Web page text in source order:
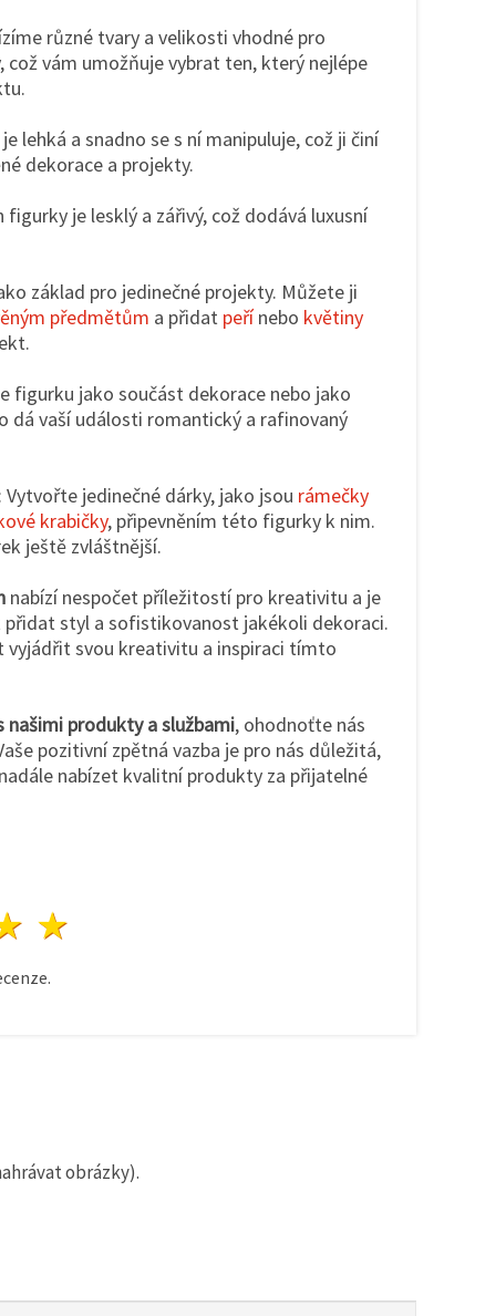
různé tvary a velikosti vhodné pro
což vám umožňuje vybrat ten, který nejlépe
lehká a snadno se s ní manipuluje, což ji činí
dekorace a projekty.
figurky je lesklý a zářivý, což dodává luxusní
základ pro jedinečné projekty. Můžete ji
předmětům a přidat peřínebo květiny
figurku jako součást dekorace nebo jako
dá vaší události romantický a rafinovaný
Vytvořte jedinečné dárky, jako jsou rámečky
krabičky, připevněním této figurky k nim.
ještě zvláštnější.
nabízí nespočet příležitostí pro kreativitu a je
přidat styl a sofistikovanost jakékoli dekoraci.
vyjádřit svou kreativitu a inspiraci tímto
našimi produkty a službami, ohodnoťte nás
pozitivní zpětná vazba je pro nás důležitá,
nabízet kvalitní produkty za přijatelné
4 hvězdy
hvězdy
obrázky).